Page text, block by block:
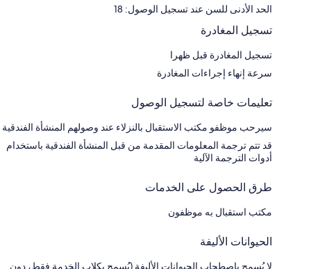
الحد الأدنى للسن عند تسجيل الوصول: 18
تسجيل المغادرة
تسجيل المغادرة قبل ظهرا
سرعة إنهاء إجراءات المغادرة
تعليمات خاصة لتسجيل الوصول
سيرحب موظفو مكتب الاستقبال بالنزلاء عند وصولهم المنشأة الفندقية
قد تتم ترجمة المعلومات المقدمة من قبل المنشأة الفندقية باستخدام
أدوات الترجمة الآلية
طرق الحصول على الخدمات
مكتب استقبال به موظفون
الحيوانات الأليفة
لا يُسمح باصطحاب الحيوانات الأليفة (يُسمح بكلاب الخدمة فقط، دون